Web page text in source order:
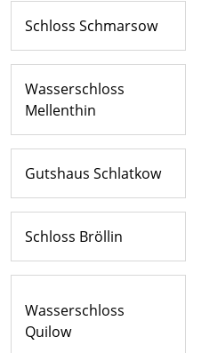
Schloss Schmarsow
Wasserschloss
Mellenthin
Gutshaus Schlatkow
Schloss Bröllin
Wasserschloss
Quilow